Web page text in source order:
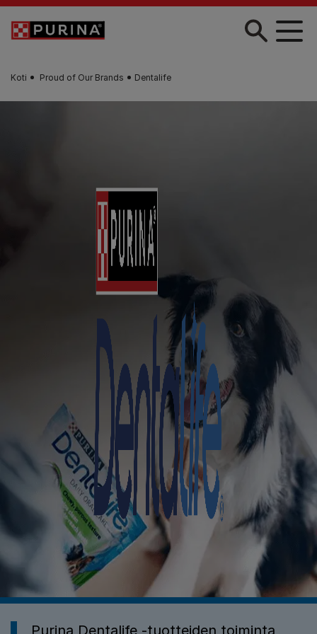
Skip to main content
Koti Proud of Our Brands Dentalife
Purina Dentalife ‑tuotteiden toiminta